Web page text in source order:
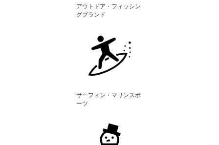
アウトドア・フィッシン
グブランド
サーフィン・マリンスポ
ーツ